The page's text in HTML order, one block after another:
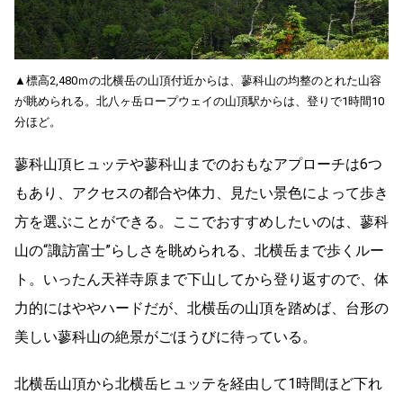
▲標高2,480ｍの北横岳の山頂付近からは、蓼科山の均整のとれた山容
が眺められる。北八ヶ岳ロープウェイの山頂駅からは、登りで1時間10
分ほど。
蓼科山頂ヒュッテや蓼科山までのおもなアプローチは6つ
もあり、アクセスの都合や体力、見たい景色によって歩き
方を選ぶことができる。ここでおすすめしたいのは、蓼科
山の“諏訪富士”らしさを眺められる、北横岳まで歩くルー
ト。いったん天祥寺原まで下山してから登り返すので、体
力的にはややハードだが、北横岳の山頂を踏めば、台形の
美しい蓼科山の絶景がごほうびに待っている。
北横岳山頂から北横岳ヒュッテを経由して1時間ほど下れ